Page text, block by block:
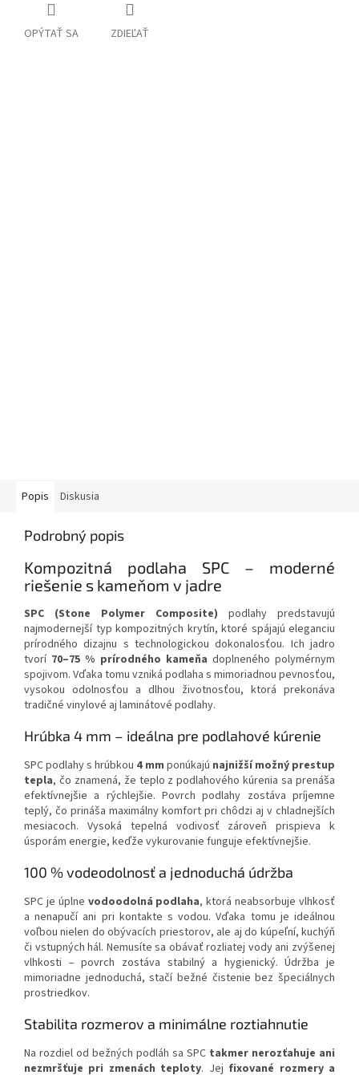
OPÝTAŤ SA ZDIEĽAŤ
Popis Diskusia
Podrobný popis
Kompozitná podlaha SPC – moderné
riešenie s kameňom v jadre
SPC (Stone Polymer Composite) podlahy predstavujú
najmodernejší typ kompozitných krytín, ktoré spájajú eleganciu
prírodného dizajnu s technologickou dokonalosťou. Ich jadro
tvorí 70–75 % prírodného kameňa doplneného polymérnym
spojivom. Vďaka tomu vzniká podlaha s mimoriadnou pevnosťou,
vysokou odolnosťou a dlhou životnosťou, ktorá prekonáva
tradičné vinylové aj laminátové podlahy.
Hrúbka 4 mm – ideálna pre podlahové kúrenie
SPC podlahy s hrúbkou 4 mm ponúkajú najnižší možný prestup
tepla, čo znamená, že teplo z podlahového kúrenia sa prenáša
efektívnejšie a rýchlejšie. Povrch podlahy zostáva príjemne
teplý, čo prináša maximálny komfort pri chôdzi aj v chladnejších
mesiacoch. Vysoká tepelná vodivosť zároveň prispieva k
úsporám energie, keďže vykurovanie funguje efektívnejšie.
100 % vodeodolnosť a jednoduchá údržba
SPC je úplne vodoodolná podlaha, ktorá neabsorbuje vlhkosť
a nenapučí ani pri kontakte s vodou. Vďaka tomu je ideálnou
voľbou nielen do obývacích priestorov, ale aj do kúpeľní, kuchýň
či vstupných hál. Nemusíte sa obávať rozliatej vody ani zvýšenej
vlhkosti – povrch zostáva stabilný a hygienický. Údržba je
mimoriadne jednoduchá, stačí bežné čistenie bez špeciálnych
prostriedkov.
Stabilita rozmerov a minimálne roztiahnutie
Na rozdiel od bežných podláh sa SPC takmer nerozťahuje ani
nezmršťuje pri zmenách teploty. Jej fixované rozmery a